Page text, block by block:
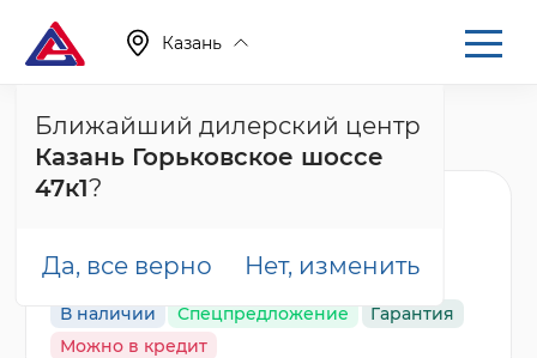
Казань
Ближайший дилерский центр
Казань Горьковское шоссе
47к1?
Да, все верно Нет, изменить
Главная Каталог
Новые автомобили
Tiggo 7 Pro Max, I Рестайлинг
Active, белый
В наличии Спецпредложение
Гарантия
Можно в кредит